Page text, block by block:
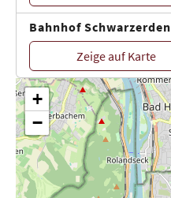
Bahnhof Schwarzerden
Zeige auf Karte
+
−